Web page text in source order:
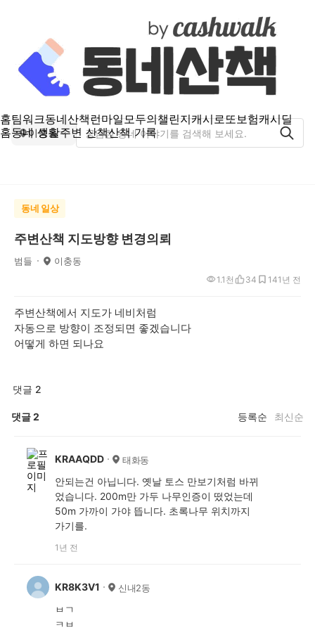
홈팀워크동네산책런마일모두의챌린지캐시로또보험캐시딜
홈동네 생활주변 산책산책 기록
이충동
동네 일상
주변산책 지도방향 변경의뢰
범들 이충동
1년 전
1.1천 34 14
주변산책에서 지도가 네비처럼
자동으로 방향이 조정되면 좋겠습니다
어떻게 하면 되나요
댓글 2
댓글2 등록순 최신순
KRAAQDD 태화동
안되는건 아닙니다. 옛날 토스 만보기처럼 바뀌
었습니다. 200m만 가두 나무인증이 떴었는데
50m 가까이 가야 뜹니다. 초록나무 위치까지
가기를.
1년 전
KR8K3V1 신내2동
ㅂㄱ
ㅋㅂ